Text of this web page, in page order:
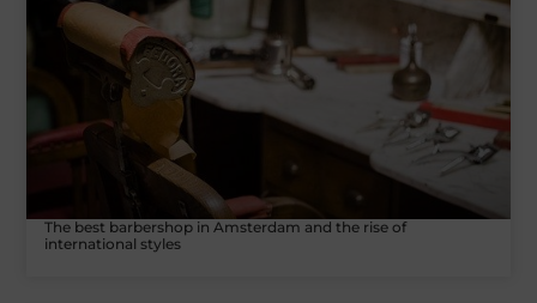
The best barbershop in Amsterdam and the rise of
international styles